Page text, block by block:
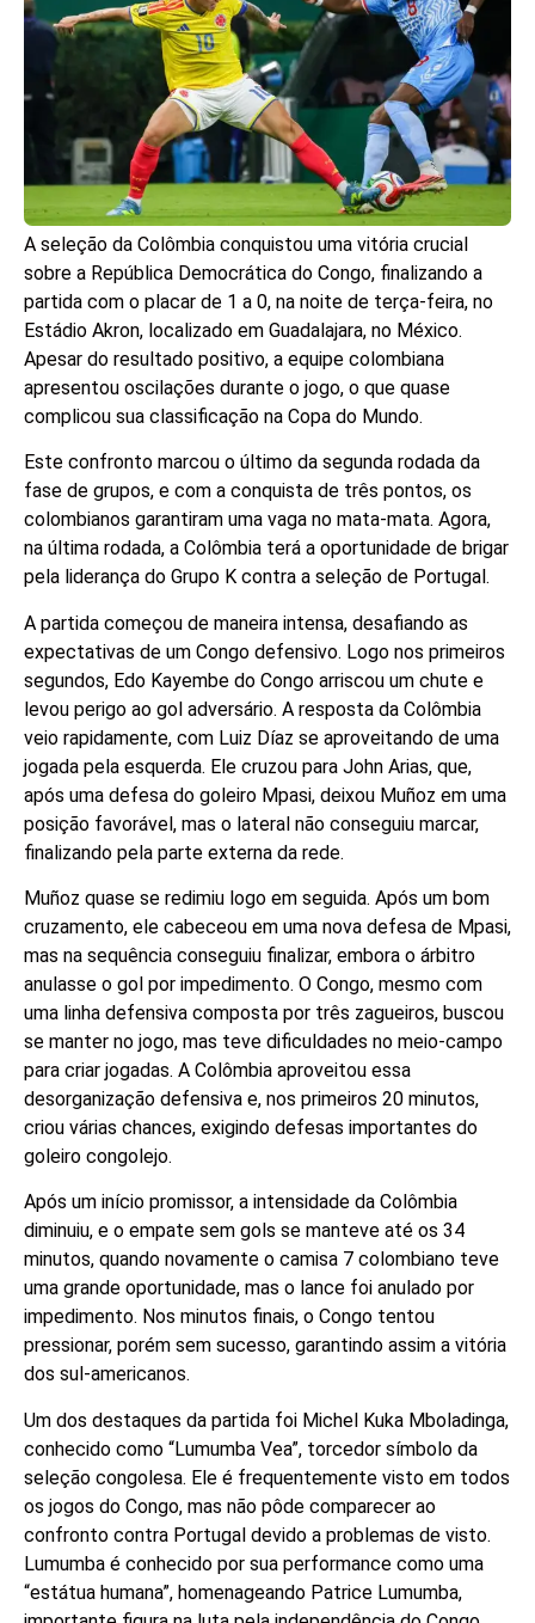
A seleção da Colômbia conquistou uma vitória crucial
sobre a República Democrática do Congo, finalizando a
partida com o placar de 1 a 0, na noite de terça-feira, no
Estádio Akron, localizado em Guadalajara, no México.
Apesar do resultado positivo, a equipe colombiana
apresentou oscilações durante o jogo, o que quase
complicou sua classificação na Copa do Mundo.
Este confronto marcou o último da segunda rodada da
fase de grupos, e com a conquista de três pontos, os
colombianos garantiram uma vaga no mata-mata. Agora,
na última rodada, a Colômbia terá a oportunidade de brigar
pela liderança do Grupo K contra a seleção de Portugal.
A partida começou de maneira intensa, desafiando as
expectativas de um Congo defensivo. Logo nos primeiros
segundos, Edo Kayembe do Congo arriscou um chute e
levou perigo ao gol adversário. A resposta da Colômbia
veio rapidamente, com Luiz Díaz se aproveitando de uma
jogada pela esquerda. Ele cruzou para John Arias, que,
após uma defesa do goleiro Mpasi, deixou Muñoz em uma
posição favorável, mas o lateral não conseguiu marcar,
finalizando pela parte externa da rede.
Muñoz quase se redimiu logo em seguida. Após um bom
cruzamento, ele cabeceou em uma nova defesa de Mpasi,
mas na sequência conseguiu finalizar, embora o árbitro
anulasse o gol por impedimento. O Congo, mesmo com
uma linha defensiva composta por três zagueiros, buscou
se manter no jogo, mas teve dificuldades no meio-campo
para criar jogadas. A Colômbia aproveitou essa
desorganização defensiva e, nos primeiros 20 minutos,
criou várias chances, exigindo defesas importantes do
goleiro congolejo.
Após um início promissor, a intensidade da Colômbia
diminuiu, e o empate sem gols se manteve até os 34
minutos, quando novamente o camisa 7 colombiano teve
uma grande oportunidade, mas o lance foi anulado por
impedimento. Nos minutos finais, o Congo tentou
pressionar, porém sem sucesso, garantindo assim a vitória
dos sul-americanos.
Um dos destaques da partida foi Michel Kuka Mboladinga,
conhecido como “Lumumba Vea”, torcedor símbolo da
seleção congolesa. Ele é frequentemente visto em todos
os jogos do Congo, mas não pôde comparecer ao
confronto contra Portugal devido a problemas de visto.
Lumumba é conhecido por sua performance como uma
“estátua humana”, homenageando Patrice Lumumba,